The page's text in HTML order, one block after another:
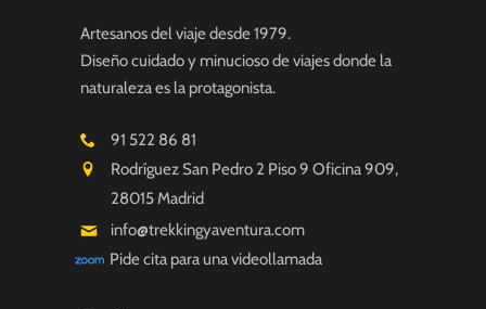
Artesanos del viaje desde 1979.
Diseño cuidado y minucioso de viajes donde la
naturaleza es la protagonista.
91 522 86 81
Rodríguez San Pedro 2 Piso 9 Oficina 909,
28015 Madrid
info@trekkingyaventura.com
Pide cita para una videollamada